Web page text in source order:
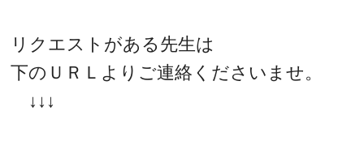
リクエストがある先生は
下のＵＲＬよりご連絡くださいませ。
↓↓↓